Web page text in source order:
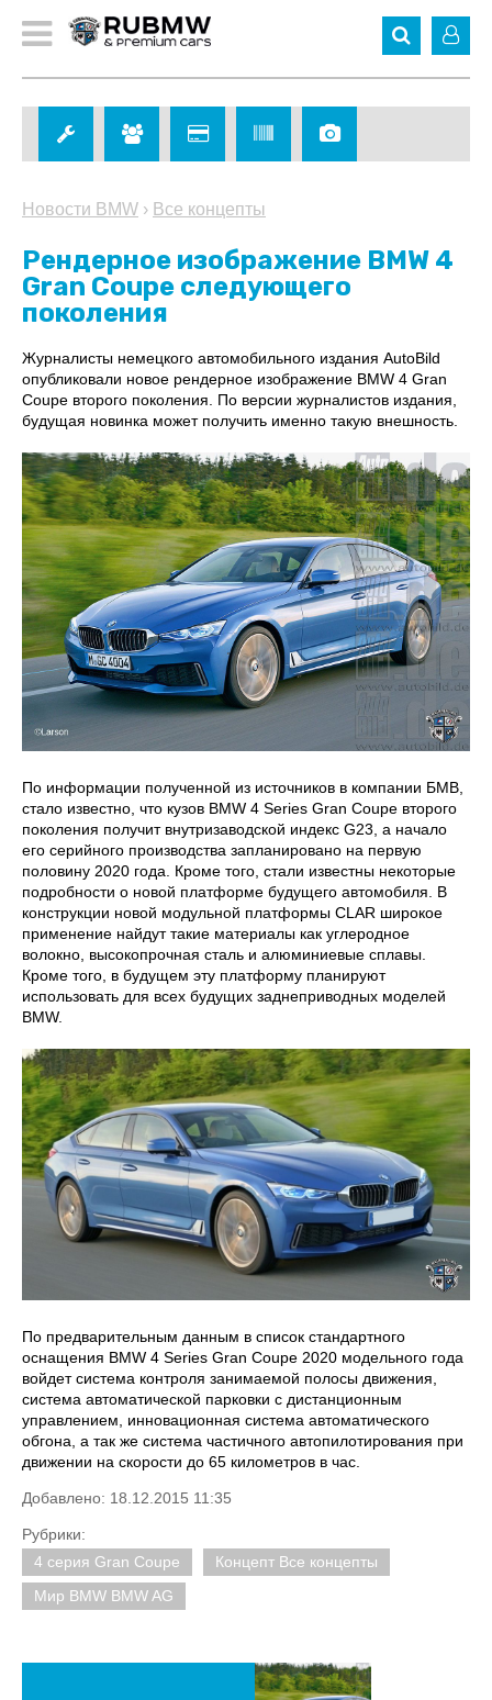
Новости BMW › Все концепты
Рендерное изображение BMW 4
Gran Coupe следующего
поколения
Журналисты немецкого автомобильного издания AutoBild
опубликовали новое рендерное изображение BMW 4 Gran
Coupe второго поколения. По версии журналистов издания,
будущая новинка может получить именно такую внешность.
По информации полученной из источников в компании БМВ,
стало известно, что кузов BMW 4 Series Gran Coupe второго
поколения получит внутризаводской индекс G23, а начало
его серийного производства запланировано на первую
половину 2020 года. Кроме того, стали известны некоторые
подробности о новой платформе будущего автомобиля. В
конструкции новой модульной платформы CLAR широкое
применение найдут такие материалы как углеродное
волокно, высокопрочная сталь и алюминиевые сплавы.
Кроме того, в будущем эту платформу планируют
использовать для всех будущих заднеприводных моделей
BMW.
По предварительным данным в список стандартного
оснащения BMW 4 Series Gran Coupe 2020 модельного года
войдет система контроля занимаемой полосы движения,
система автоматической парковки с дистанционным
управлением, инновационная система автоматического
обгона, а так же система частичного автопилотирования при
движении на скорости до 65 километров в час.
Добавлено: 18.12.2015 11:35
Рубрики:
4 серия Gran Coupe
Концепт Все концепты
Мир BMW BMW AG